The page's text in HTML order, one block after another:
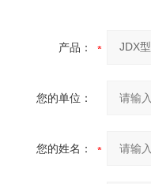
产品：
您的单位：
您的姓名：